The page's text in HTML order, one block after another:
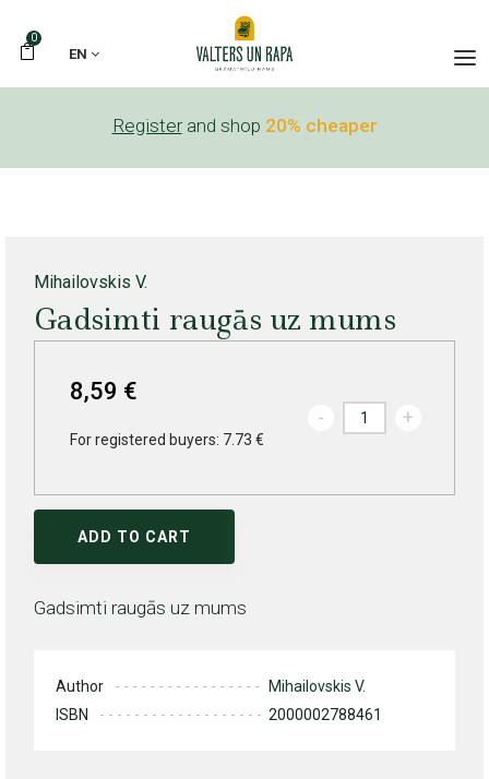
0
EN
Register and shop 20% cheaper
Mihailovskis V.
Gadsimti raugās uz mums
8,59 €
For registered buyers: 7.73 €
- +
ADD TO CART
Gadsimti raugās uz mums
Author
Mihailovskis V.
ISBN
2000002788461